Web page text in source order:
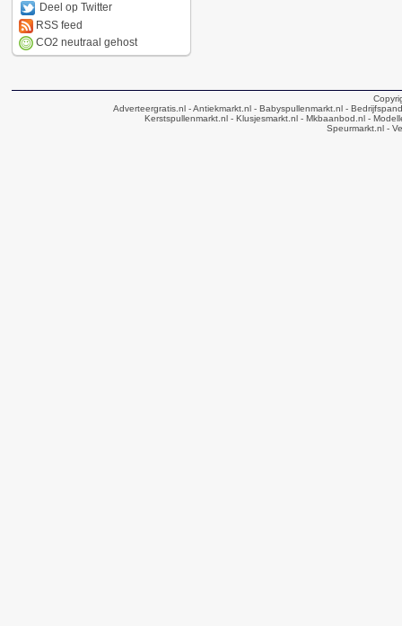
Deel op Twitter
RSS feed
CO2 neutraal gehost
Adverteergratis.nl - Antiekmarkt.nl - Babyspullenmarkt.nl -
Kerstspullenmarkt.nl - Klusjesmarkt.nl - Mkbaanbod.nl -
Speurmarkt.nl -